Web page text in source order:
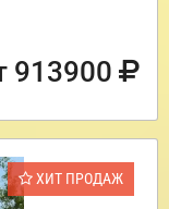
913900
ХИТ ПРОДАЖ